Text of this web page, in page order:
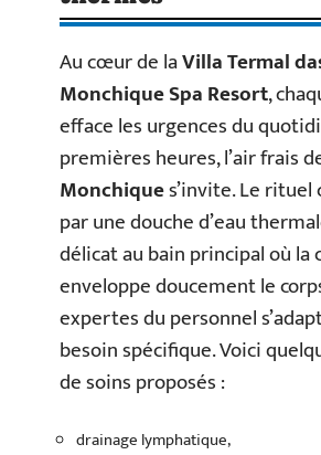
Au cœur de laVilla Termal
Monchique Spa Resort,
efface les urgences du
premières heures, l’air frais
Monchiques’invite. Le rituel
par une douche d’eau
délicat au bain principal où la
enveloppe doucement le
expertes du personnel
besoin spécifique. Voici
de soins proposés :
drainage lymphatique,